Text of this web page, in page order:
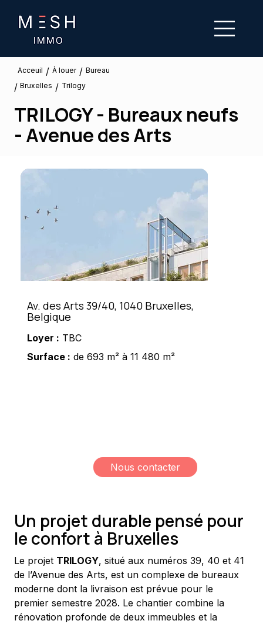
Acceuil / À louer / Bureau
/ Bruxelles / Trilogy
TRILOGY - Bureaux neufs
- Avenue des Arts
Av. des Arts 39/40, 1040 Bruxelles,
Belgique
Loyer : TBC
Surface : de 693 m² à 11 480 m²
Nous contacter
Un projet durable pensé pour
le confort à Bruxelles
Le projet TRILOGY, situé aux numéros 39, 40 et 41
de l’Avenue des Arts, est un complexe de bureaux
moderne dont la livraison est prévue pour le
premier semestre 2028. Le chantier combine la
rénovation profonde de deux immeubles et la